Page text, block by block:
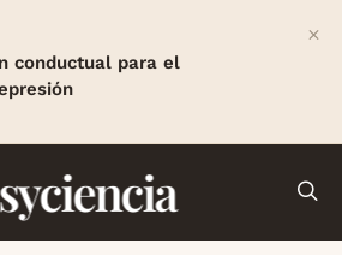
conductual para el
×